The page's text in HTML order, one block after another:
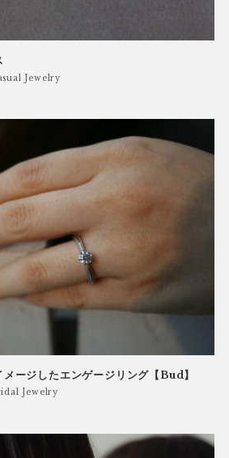
Jewelry
ージしたエンゲージリング【Bud】
Jewelry